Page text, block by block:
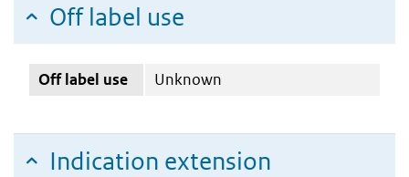
Off label use
Off label use Unknown
Indication extension